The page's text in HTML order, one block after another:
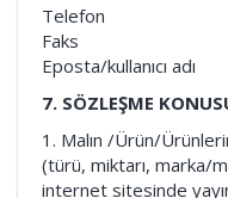
Telefon
Faks
Eposta/kullanıcı adı
7. SÖZLEŞME
1. Malın /Ürün/
(türü, miktarı, marka/
internet sitesinde